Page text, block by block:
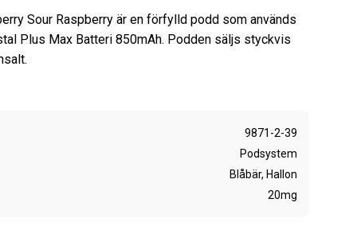
9871-2-39
Podsystem
Blåbär, Hallon
20mg
Sour Raspberry är en förfylld podd som används
Plus Max Batteri 850mAh. Podden säljs styckvis